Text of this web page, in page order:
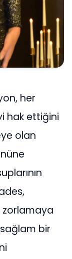
her
hak ettiğini
olan
zorlamaya
bir